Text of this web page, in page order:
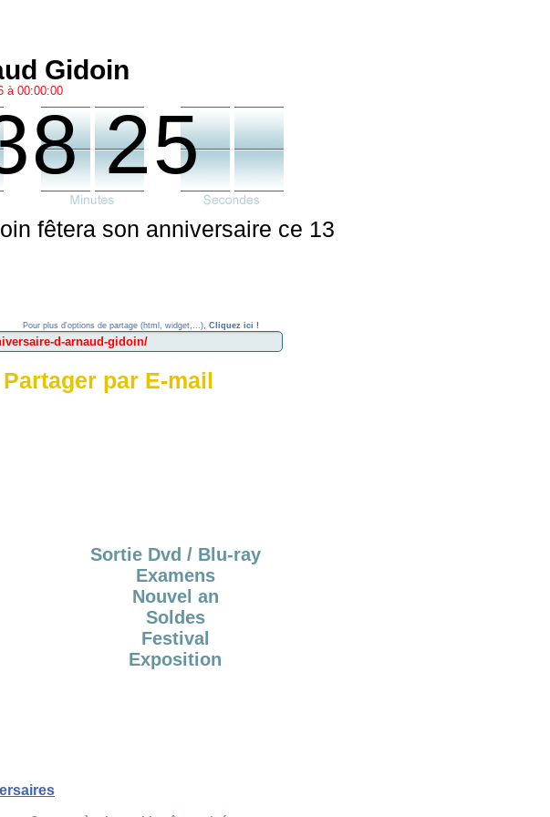
Gidoin
à 00:00:00
25
fêtera son anniversaire ce 13
Pour plus d'options de partage (html, widget,...), Cliquez ici !
Partager par E-mail
Sortie Dvd / Blu-ray
Examens
Nouvel an
Soldes
Festival
Exposition